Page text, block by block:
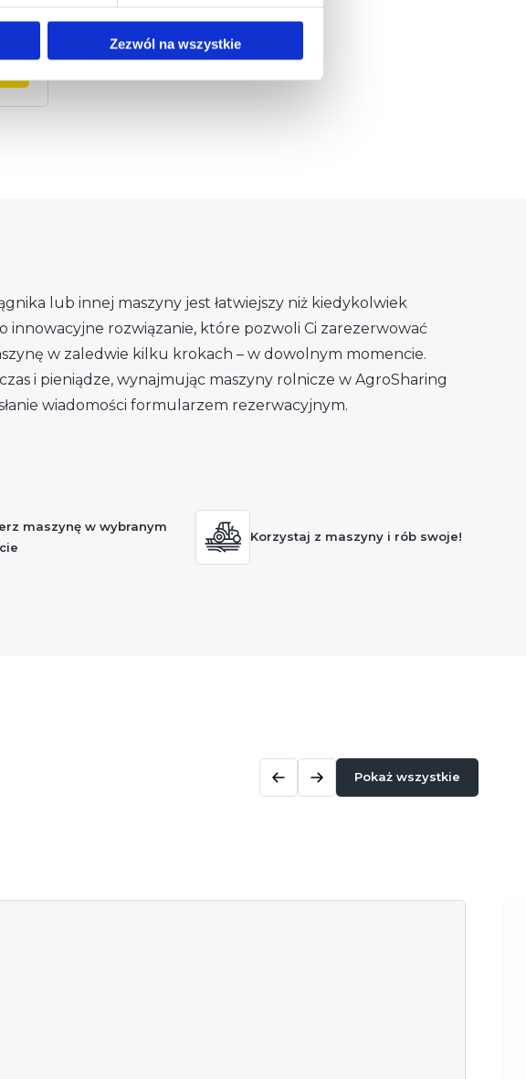
Zezwól na wszystkie
II
Bednar Terraland
TN 3000
lub innej maszyny jest łatwiejszy niż kiedykolwiek
innowacyjne rozwiązanie, które pozwoli Ci zarezerwować
w zaledwie kilku krokach – w dowolnym momencie.
i pieniądze, wynajmując maszyny rolnicze w AgroSharing
wiadomości formularzem rezerwacyjnym.
maszynę w wybranym
Korzystaj z maszyny i rób swoje!
Pokaż wszystkie